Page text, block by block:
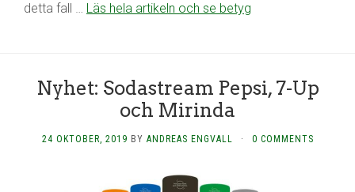
detta fall … Läs hela artikeln och se betyg
Nyhet: Sodastream Pepsi, 7-Up
och Mirinda
24 OKTOBER, 2019 BY ANDREAS ENGVALL · 0 COMMENTS